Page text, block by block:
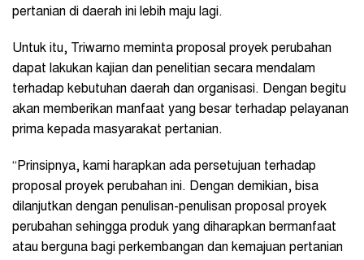
pertanian di daerah ini lebih maju lagi.
Untuk itu, Triwarno meminta proposal proyek perubahan
dapat lakukan kajian dan penelitian secara mendalam
terhadap kebutuhan daerah dan organisasi. Dengan begitu
akan memberikan manfaat yang besar terhadap pelayanan
prima kepada masyarakat pertanian.
“Prinsipnya, kami harapkan ada persetujuan terhadap
proposal proyek perubahan ini. Dengan demikian, bisa
dilanjutkan dengan penulisan-penulisan proposal proyek
perubahan sehingga produk yang diharapkan bermanfaat
atau berguna bagi perkembangan dan kemajuan pertanian